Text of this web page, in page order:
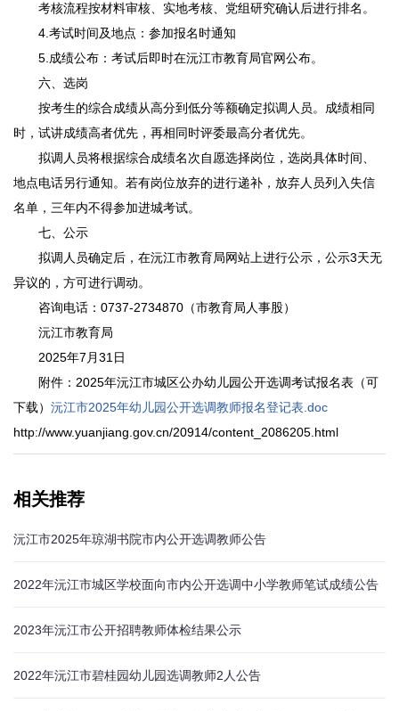
考核流程按材料审核、实地考核、党组研究确认后进行排名。
4.考试时间及地点：参加报名时通知
5.成绩公布：考试后即时在沅江市教育局官网公布。
六、选岗
按考生的综合成绩从高分到低分等额确定拟调人员。成绩相同
时，试讲成绩高者优先，再相同时评委最高分者优先。
拟调人员将根据综合成绩名次自愿选择岗位，选岗具体时间、
地点电话另行通知。若有岗位放弃的进行递补，放弃人员列入失信
名单，三年内不得参加进城考试。
七、公示
拟调人员确定后，在沅江市教育局网站上进行公示，公示3天无
异议的，方可进行调动。
咨询电话：0737-2734870（市教育局人事股）
沅江市教育局
2025年7月31日
附件：2025年沅江市城区公办幼儿园公开选调考试报名表（可
下载） 沅江市2025年幼儿园公开选调教师报名登记表.doc
http://www.yuanjiang.gov.cn/20914/content_2086205.html
相关推荐
沅江市2025年琼湖书院市内公开选调教师公告
2022年沅江市城区学校面向市内公开选调中小学教师笔试成绩公告
2023年沅江市公开招聘教师体检结果公示
2022年沅江市碧桂园幼儿园选调教师2人公告